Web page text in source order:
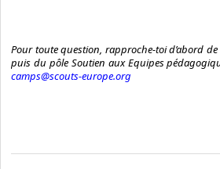
Pour toute question, rapproche-toi d’abord
puis du pôle Soutien aux Equipes
camps@scouts-europe.org